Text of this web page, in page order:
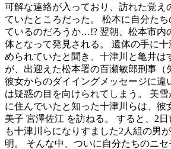
可解な連絡が入っており、訪れた覚え
ていたところだった。 松本に自分た
ているのだろうか…!? 翌朝、松本市内
体となって発見される。 遺体の手に
められていたと聞き、十津川と亀井は
が、出迎えた松本署の百瀬敏郎刑事（
彼女からのダイイングメッセージに違
は疑惑の目を向けられてしまう。 美
に住んでいたと知った十津川らは、彼
美子 宮澤佐江 を訪ねる。 すると、2
も十津川らになりすました2人組の男
明。 そんな中、ついに自分たちのニセ